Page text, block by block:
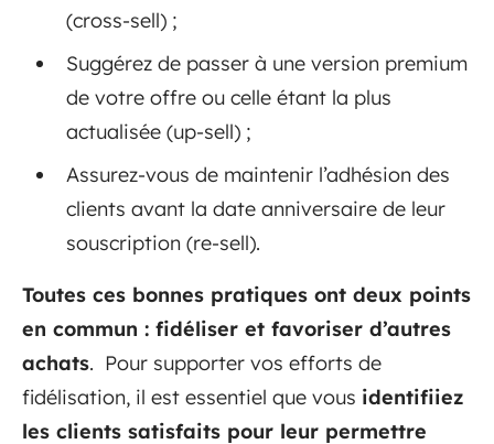
(cross-sell) ;
Suggérez de passer à une version premium
de votre offre ou celle étant la plus
actualisée (up-sell) ;
Assurez-vous de maintenir l’adhésion des
clients avant la date anniversaire de leur
souscription (re-sell).
Toutes ces bonnes pratiques ont deux points
en commun : fidéliser et favoriser d’autres
achats. Pour supporter vos efforts de
fidélisation, il est essentiel que vous identifiiez
les clients satisfaits pour leur permettre